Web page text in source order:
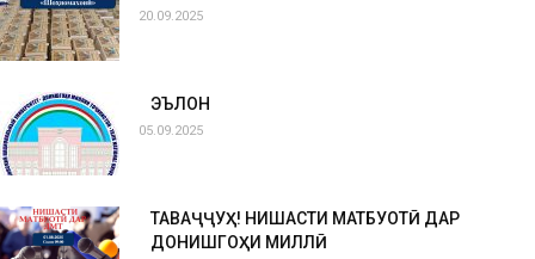
20.09.2025
ЭЪЛОН
05.09.2025
ТАВАҶҶУҲ! НИШАСТИ МАТБУОТӢ ДАР
ДОНИШГОҲИ МИЛЛӢ